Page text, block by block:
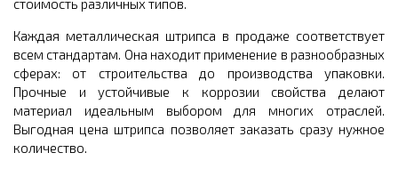
стоимость различных типов.
Каждая металлическая штрипса в продаже соответствует
всем стандартам. Она находит применение в разнообразных
сферах: от строительства до производства упаковки.
Прочные и устойчивые к коррозии свойства делают
материал идеальным выбором для многих отраслей.
Выгодная цена штрипса позволяет заказать сразу нужное
количество.